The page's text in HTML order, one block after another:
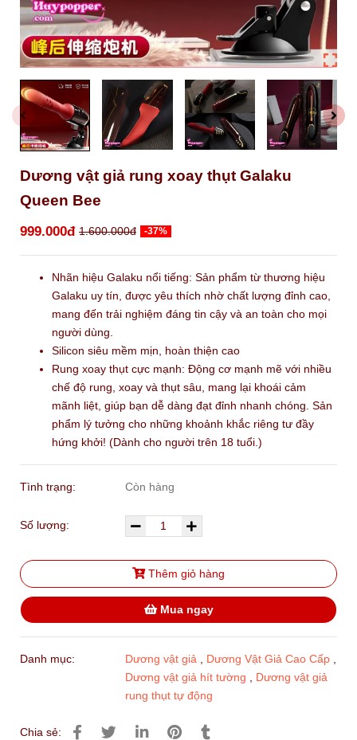
Dương vật giả rung xoay thụt Galaku
Queen Bee
999.000đ 1.600.000đ -37%
Nhãn hiệu Galaku nổi tiếng: Sản phẩm từ thương hiệu
Galaku uy tín, được yêu thích nhờ chất lượng đỉnh cao,
mang đến trải nghiệm đáng tin cậy và an toàn cho mọi
người dùng.
Silicon siêu mềm mịn, hoàn thiện cao
Rung xoay thụt cực mạnh: Động cơ mạnh mẽ với nhiều
chế độ rung, xoay và thụt sâu, mang lại khoái cảm
mãnh liệt, giúp bạn dễ dàng đạt đỉnh nhanh chóng. Sản
phẩm lý tưởng cho những khoảnh khắc riêng tư đầy
hứng khởi! (Dành cho người trên 18 tuổi.)
Tình trạng: Còn hàng
Số lượng:
Thêm giỏ hàng
Mua ngay
Danh mục: Dương vật giả , Dương Vật Giả Cao Cấp ,
Dương vật giả hít tường , Dương vật giả
rung thụt tự động
Chia sẻ: